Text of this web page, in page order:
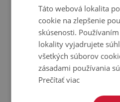
Hrúbka obkladu (dlažby): 1,6 mm
Použitie
Interiéry izieb;
Steny, podlahy, stropy;
Môže sa lepiť na panely,
Táto webová lokalita
cookie na zlepšenie
skúsenosti.
lokality vyjadrujete
všetkých súborov
zásadami používania
Prečítať viac